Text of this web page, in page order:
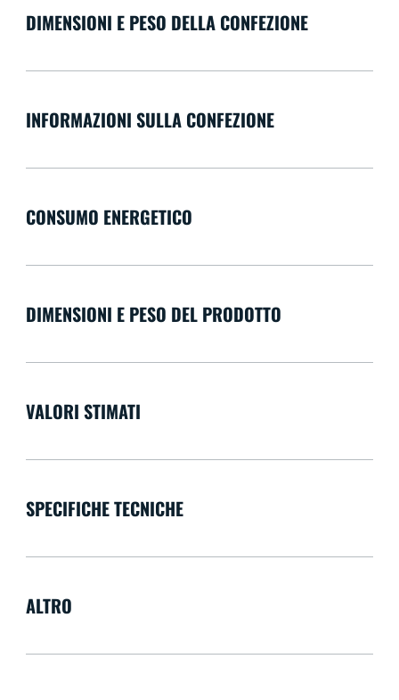
DIMENSIONI E PESO DELLA CONFEZIONE
INFORMAZIONI SULLA CONFEZIONE
CONSUMO ENERGETICO
DIMENSIONI E PESO DEL PRODOTTO
VALORI STIMATI
SPECIFICHE TECNICHE
ALTRO